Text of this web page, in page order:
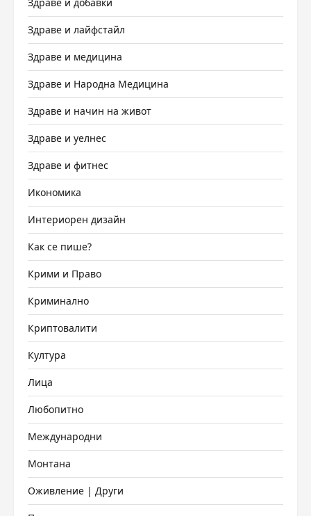
Здраве и лайфстайл
Здраве и медицина
Здраве и Народна Медицина
Здраве и начин на живот
Здраве и уелнес
Здраве и фитнес
Икономика
Интериорен дизайн
Как се пише?
Крими и Право
Криминално
Криптовалити
Култура
Лица
Любопитно
Международни
Монтана
Оживление | Други